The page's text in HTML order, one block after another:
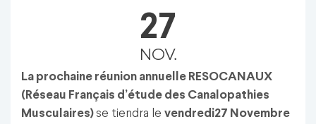
27
NOV.
La prochaine réunion annuelle RESOCANAUX
(Réseau Français d’étude des Canalopathies
Musculaires) se tiendra le vendredi27 Novembre